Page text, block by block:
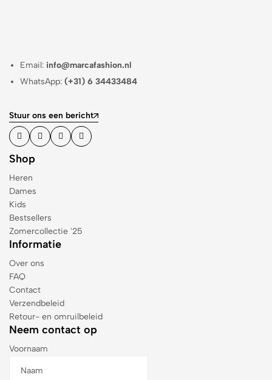
Email: info@marcafashion.nl
WhatsApp:(+31) 6 34433484
Stuur ons een bericht
Shop
Heren
Dames
Kids
Bestsellers
Zomercollectie '25
Informatie
Over ons
FAQ
Contact
Verzendbeleid
Retour- en omruilbeleid
Neem contact op
Voornaam